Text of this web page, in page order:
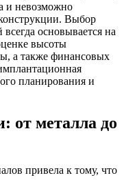
и невозможно
Выбор
основывается на
высоты
а также финансовых
планирования и
от металла до
привела к тому, что